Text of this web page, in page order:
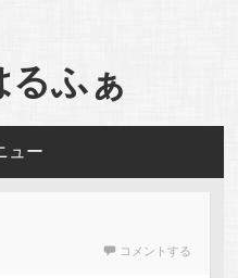
るふぁ
ュー
コメントする